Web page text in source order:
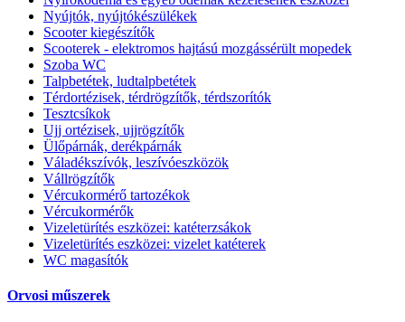
Nyújtók, nyújtókészülékek
Scooter kiegészítők
Scooterek - elektromos hajtású mozgássérült mopedek
Szoba WC
Talpbetétek, ludtalpbetétek
Térdortézisek, térdrögzítők, térdszorítók
Tesztcsíkok
Ujj ortézisek, ujjrögzítők
Ülőpárnák, derékpárnák
Váladékszívók, leszívóeszközök
Vállrögzítők
Vércukormérő tartozékok
Vércukormérők
Vizeletürítés eszközei: katéterzsákok
Vizeletürítés eszközei: vizelet katéterek
WC magasítók
Orvosi műszerek